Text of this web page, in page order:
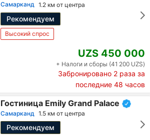
Самарканд 1.2 км от центра
Рекомендуем
Высокий спрос
UZS 450 000
+ Налоги и сборы (41 200 UZS)
Забронировано 2 раза за
последние 48 часов
Гостиница Emily Grand Palace
Самарканд 1.5 км от центра
Рекомендуем